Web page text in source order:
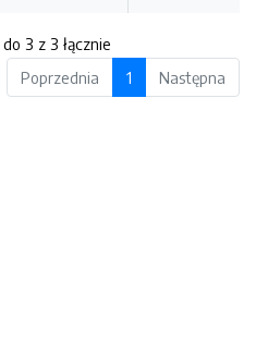
3 z 3 łącznie
Poprzednia
1 Następna